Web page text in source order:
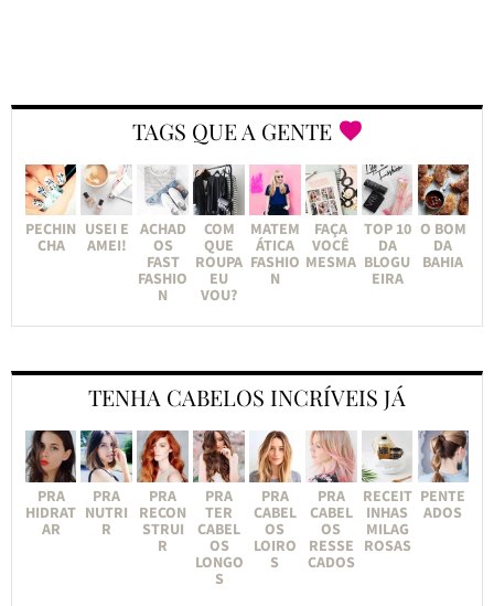
TAGS QUE A GENTE
PECHIN
CHA
USEI E
AMEI!
ACHAD
OS
FAST
FASHIO
N
COM
QUE
ROUPA
EU
VOU?
MATEM
ÁTICA
FASHIO
N
FAÇA
VOCÊ
MESMA
TOP 10
DA
BLOGU
EIRA
O BOM
DA
BAHIA
TENHA CABELOS INCRÍVEIS JÁ
PRA
HIDRAT
AR
PRA
NUTRI
R
PRA
RECON
STRUI
R
PRA
TER
CABEL
OS
LONGO
S
PRA
CABEL
OS
LOIRO
S
PRA
CABEL
OS
RESSE
CADOS
RECEIT
INHAS
MILAG
ROSAS
PENTE
ADOS